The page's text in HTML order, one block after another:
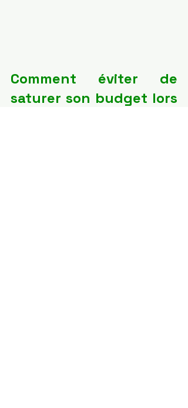
Comment éviter de
saturer son budget lors